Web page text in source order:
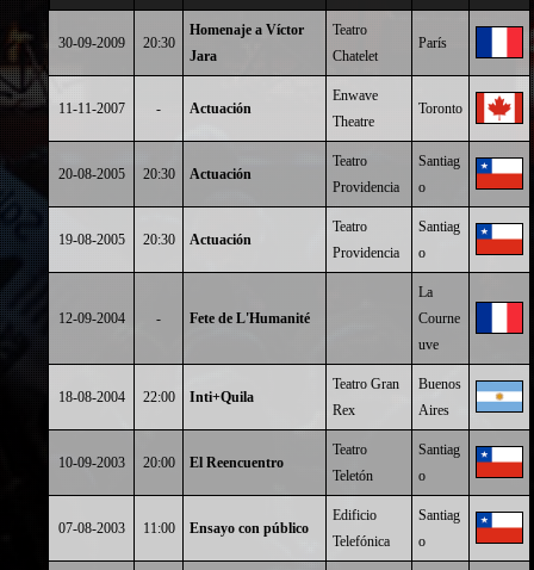
30-09-2009 20:30
Homenaje a Víctor
Jara
Teatro
Chatelet
París
11-11-2007 - Actuación
Enwave
Theatre
Toronto
20-08-2005 20:30 Actuación
Teatro
Providencia
Santiag
o
19-08-2005 20:30 Actuación
Teatro
Providencia
Santiag
o
12-09-2004 - Fete de L'Humanité
La
Courne
uve
18-08-2004 22:00 Inti+Quila
Teatro Gran
Rex
Buenos
Aires
10-09-2003 20:00 El Reencuentro
Teatro
Teletón
Santiag
o
07-08-2003 11:00 Ensayo con público
Edificio
Telefónica
Santiag
o